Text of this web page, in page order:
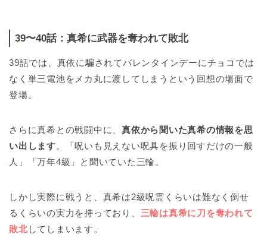
39〜40話：真希に武器を奪われて敗北
39話では、真依に騙されてバレンタインデーにチョコでは
なく単三電池をメカ丸に渡してしまうという回想の場面で
登場。
さらに真希との戦闘中に、真依から聞いた真希の情報を思
い出します。「呪いも見えない呪具を振り回すだけの一般
人」「万年4級」と聞いていた三輪。
しかし実際に戦うと、真希は2級呪霊くらいは難なく倒せ
るくらいの実力を持っており、 三輪は真希に刀を奪われて
敗北してしまいます。